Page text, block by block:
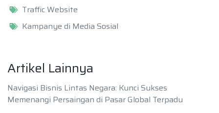
Traffic Website
Kampanye di Media Sosial
Artikel Lainnya
Navigasi Bisnis Lintas Negara: Kunci Sukses
Memenangi Persaingan di Pasar Global Terpadu